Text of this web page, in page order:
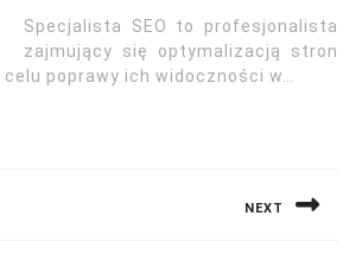
Specjalista SEO to profesjonalista
zajmujący się optymalizacją stron
poprawy ich widoczności w…
NEXT